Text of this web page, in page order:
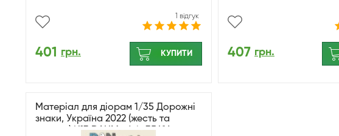
1 відгук
401 грн. КУПИТИ 407 грн.
Матеріал для діорам 1/35 Дорожні
знаки, Україна 2022 (жесть та
дерево) №3 DANModels 35416